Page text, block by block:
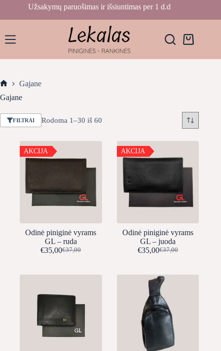
content
Užsakymų paruošimas ir išsiuntimas per 1 d.d
Krepšelis
Gajane
Gajane
FILTRAI Rodoma 1–30 iš 60
AKCIJA
Odinė piniginė vyrams
GL – ruda
€37,00
Original
€35,00Current
AKCIJA
Odinė piniginė vyrams
GL – juoda
€37,00
Original
€37,00.
€35,00Current
€35,00.